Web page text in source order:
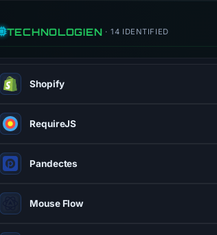
TECHNOLOGIEN · 14 IDENTIFIED
Shopify
RequireJS
Pandectes
Mouse Flow